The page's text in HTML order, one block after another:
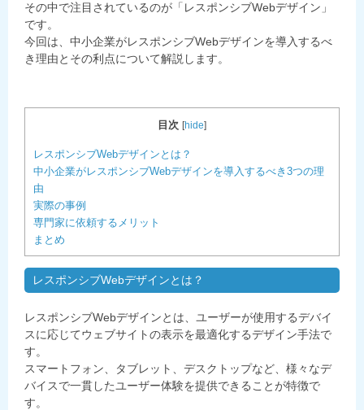
その中で注目されているのが「レスポンシブWebデザイン」
です。
今回は、中小企業がレスポンシブWebデザインを導入するべ
き理由とその利点について解説します。
目次 [hide]
レスポンシブWebデザインとは？
中小企業がレスポンシブWebデザインを導入するべき3つの理
由
実際の事例
専門家に依頼するメリット
まとめ
レスポンシブWebデザインとは？
レスポンシブWebデザインとは、ユーザーが使用するデバイ
スに応じてウェブサイトの表示を最適化するデザイン手法で
す。
スマートフォン、タブレット、デスクトップなど、様々なデ
バイスで一貫したユーザー体験を提供できることが特徴で
す。